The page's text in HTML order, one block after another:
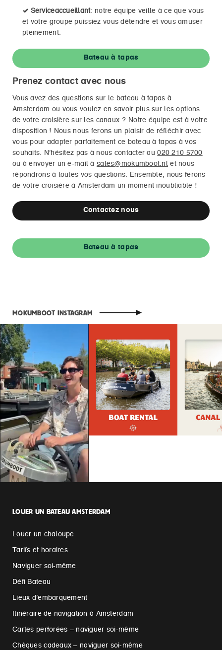
✓ Serviceaccueillant: notre équipe veille à ce que vous
et votre groupe puissiez vous détendre et vous amuser
pleinement.
Bateau à tapas
Prenez contact avec nous
Vous avez des questions sur le bateau à tapas à
Amsterdam ou vous voulez en savoir plus sur les options
de votre croisière sur les canaux ? Notre équipe est à votre
disposition ! Nous nous ferons un plaisir de réfléchir avec
vous pour adapter parfaitement ce bateau à tapas à vos
souhaits. N’hésitez pas à nous contacter au020 210 5700
ou à envoyer un e-mail à sales@mokumboot.nl et nous
répondrons à toutes vos questions. Ensemble, nous ferons
de votre croisière à Amsterdam un moment inoubliable !
Contactez nous
Bateau à tapas
MOKUMBOOT INSTAGRAM
LOUER UN BATEAU AMSTERDAM
Louer un chaloupe
Tarifs et horaires
Naviguer soi-même
Défi Bateau
Lieux d’embarquement
Itinéraire de navigation à Amsterdam
Cartes perforées – naviguer soi-même
Chèques cadeaux – naviguer soi-même